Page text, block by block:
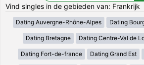
Vind singles in de gebieden van: Frankrijk
Dating Auvergne-Rhône-Alpes Dating
Dating Bretagne Dating Centre-Val de
Dating Fort-de-france Dating Grand Est